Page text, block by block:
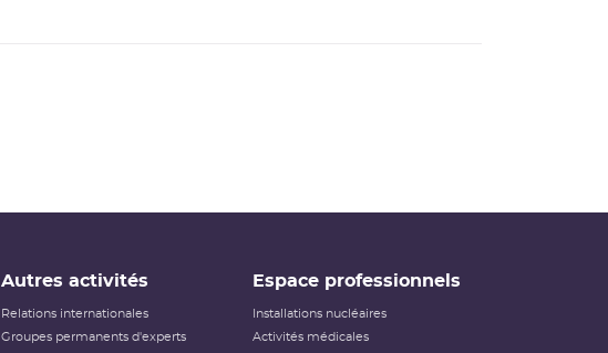
Autres activités
Relations internationales
Groupes permanents d'experts
Espace professionnels
Installations nucléaires
Activités médicales